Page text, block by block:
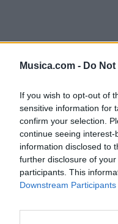
Musica.com - Do
If you wish to opt-out of
sensitive information for
confirm your selection.
continue seeing
information disclosed to
further disclosure of
participants. This
Downstream Participants